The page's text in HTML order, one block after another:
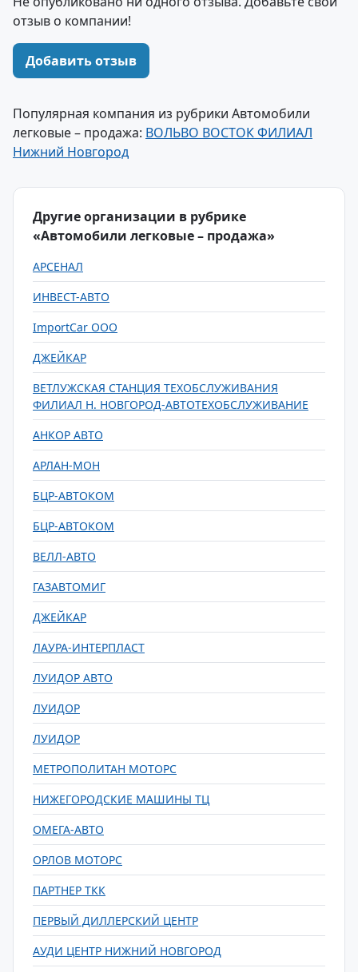
отзыв о компании!
Добавить отзыв
Популярная компания из рубрики Автомобили
легковые – продажа: ВОЛЬВО ВОСТОК ФИЛИАЛ
Нижний Новгород
Другие организации в рубрике
«Автомобили легковые – продажа»
АРСЕНАЛ
ИНВЕСТ-АВТО
ImportCar ООО
ДЖЕЙКАР
ВЕТЛУЖСКАЯ СТАНЦИЯ ТЕХОБСЛУЖИВАНИЯ
ФИЛИАЛ Н. НОВГОРОД-АВТОТЕХОБСЛУЖИВАНИЕ
АНКОР АВТО
АРЛАН-МОН
БЦР-АВТОКОМ
БЦР-АВТОКОМ
ВЕЛЛ-АВТО
ГАЗАВТОМИГ
ДЖЕЙКАР
ЛАУРА-ИНТЕРПЛАСТ
ЛУИДОР АВТО
ЛУИДОР
ЛУИДОР
МЕТРОПОЛИТАН МОТОРС
НИЖЕГОРОДСКИЕ МАШИНЫ ТЦ
ОМЕГА-АВТО
ОРЛОВ МОТОРС
ПАРТНЕР ТКК
ПЕРВЫЙ ДИЛЛЕРСКИЙ ЦЕНТР
АУДИ ЦЕНТР НИЖНИЙ НОВГОРОД